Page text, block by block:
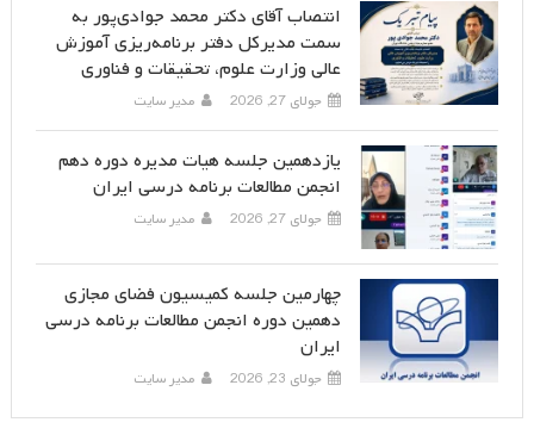
انتصاب آقای دکتر محمد جوادی‌پور به
سمت مدیرکل دفتر برنامه‌ریزی آموزش
عالی وزارت علوم، تحقیقات و فناوری
جولای 27, 2026 مدیر سایت
یازدهمین جلسه هیات مدیره دوره دهم
انجمن مطالعات برنامه درسی ایران
جولای 27, 2026 مدیر سایت
چهارمین جلسه کمیسیون فضای مجازی
دهمین دوره انجمن مطالعات برنامه درسی
ایران
جولای 23, 2026 مدیر سایت